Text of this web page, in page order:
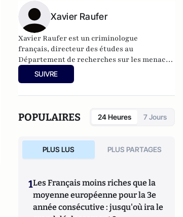
Xavier Raufer
Xavier Raufer est un criminologue
français, directeur des études au
Département de recherches sur les menaces
criminelles contemporaines à l'
Paris II, et auteur de nombreux ouvrages sur
triades, cartels, clans
. Il est directeur
d'études, pôle sécurité-défense-
Arts et Métiers.
SUIVRE
POPULAIRES 24 Heures 7 Jours
PLUS LUS PLUS PARTAGES
1Les Français moins riches que la
moyenne européenne pour la 3e
année consécutive : jusqu'où ira le